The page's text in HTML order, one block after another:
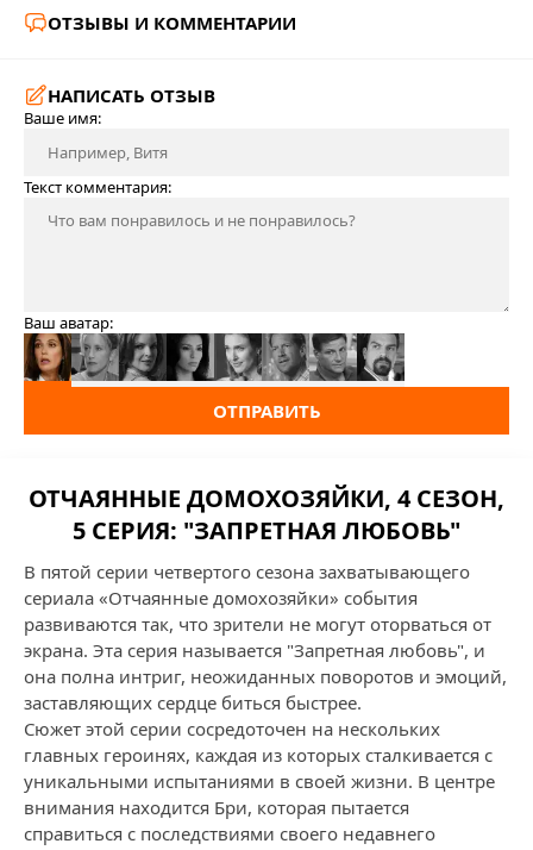
ОТЗЫВЫ И КОММЕНТАРИИ
НАПИСАТЬ ОТЗЫВ
Ваше имя:
Текст комментария:
Ваш аватар:
ОТПРАВИТЬ
ОТЧАЯННЫЕ ДОМОХОЗЯЙКИ, 4 СЕЗОН,
5 СЕРИЯ: "ЗАПРЕТНАЯ ЛЮБОВЬ"
В пятой серии четвертого сезона захватывающего
сериала «Отчаянные домохозяйки» события
развиваются так, что зрители не могут оторваться от
экрана. Эта серия называется "Запретная любовь", и
она полна интриг, неожиданных поворотов и эмоций,
заставляющих сердце биться быстрее.
Сюжет этой серии сосредоточен на нескольких
главных героинях, каждая из которых сталкивается с
уникальными испытаниями в своей жизни. В центре
внимания находится Бри, которая пытается
справиться с последствиями своего недавнего